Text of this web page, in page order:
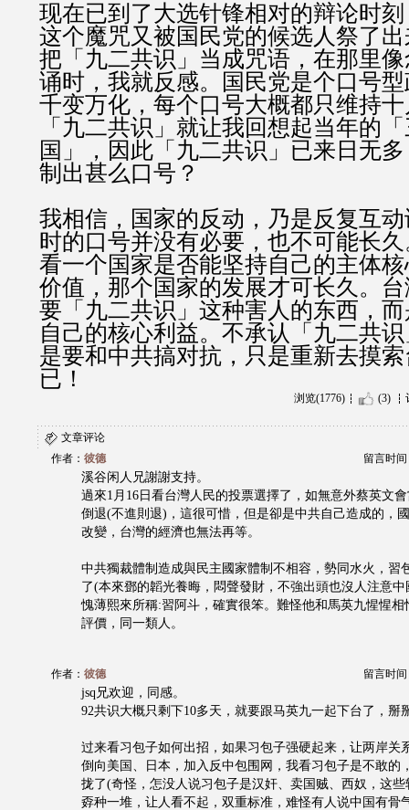
现在已到了大选针锋相对的辩论时
这个魔咒又被国民党的候选人祭了
把「九二共识」当成咒语，在那里
诵时，我就反感。国民党是个口号
千变万化，每个口号大概都只维持
「九二共识」就让我回想起当年的
国」，因此「九二共识」已来日无
制出甚么口号？
我相信，国家的反动，乃是反复互
时的口号并没有必要，也不可能长
看一个国家是否能坚持自己的主体
价值，那个国家的发展才可长久。
要「九二共识」这种害人的东西，
自己的核心利益。不承认「九二共
是要和中共搞对抗，只是重新去摸
已！
浏览(1776) (3)
文章评论
作者： 彼德 留言时间
溪谷闲人兄謝謝支持。
過來1月16日看台灣人民的投票選擇了，如無意外蔡英文
倒退(不進則退)，這很可惜，但是卻是中共自己造成的，
改變，台灣的經濟也無法再等。
中共獨裁體制造成與民主國家體制不相容，勢同水火，習
了(本來鄧的韜光養晦，悶聲發財，不強出頭也沒人注意
愧薄熙來所稱:習阿斗，確實很笨。難怪他和馬英九惺惺相
評價，同一類人。
作者： 彼德 留言时间
jsq兄欢迎，同感。
92共识大概只剩下10多天，就要跟马英九一起下台了，掰
过来看习包子如何出招，如果习包子强硬起来，让两岸关
倒向美国、日本，加入反中包围网，我看习包子是不敢的
拢了(奇怪，怎没人说习包子是汉奸、卖国贼、西奴，这
孬种一堆，让人看不起，双重标准，难怪有人说中国有骨